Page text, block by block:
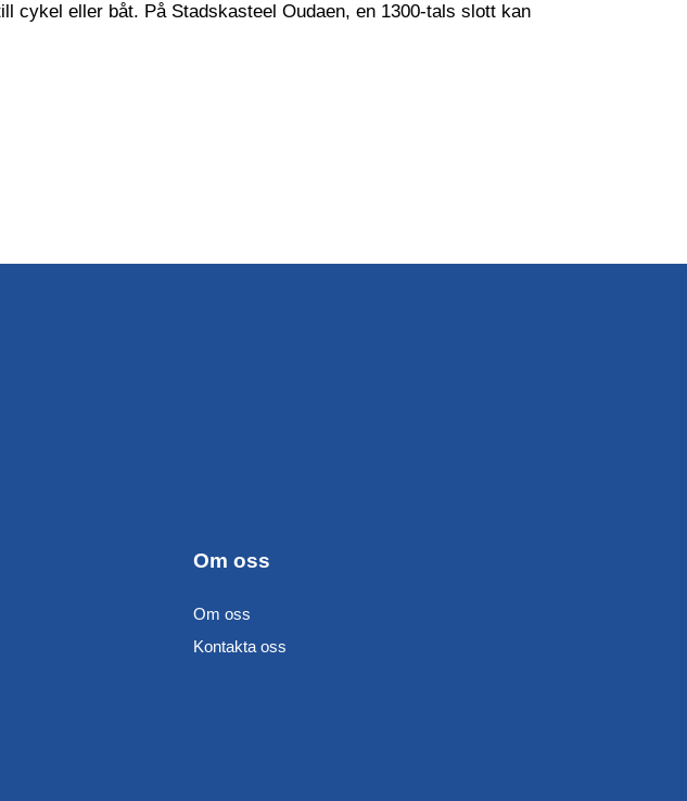
cykel eller båt. På Stadskasteel Oudaen, en 1300-tals slott kan
Om oss
Om oss
Kontakta oss